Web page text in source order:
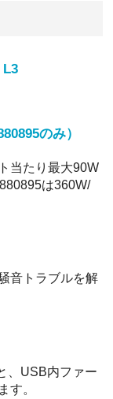
L3
のみ）
当たり最大90W
は360W/
音トラブルを解
、USB内ファー
す。